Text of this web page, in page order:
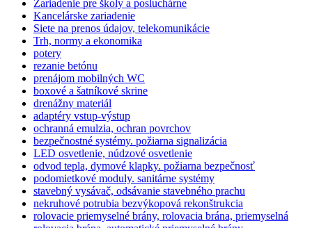
Zariadenie pre školy a posluchárne
Kancelárske zariadenie
Siete na prenos údajov, telekomunikácie
Trh, normy a ekonomika
potery
rezanie betónu
prenájom mobilných WC
boxové a šatníkové skrine
drenážny materiál
adaptéry vstup-výstup
ochranná emulzia, ochran povrchov
bezpečnostné systémy. požiarna signalizácia
LED osvetlenie, núdzové osvetlenie
odvod tepla, dymové klapky. požiarna bezpečnosť
podomietkové moduly. sanitárne systémy
stavebný vysávač, odsávanie stavebného prachu
nekruhové potrubia bezvýkopová rekonštrukcia
rolovacie priemyselné brány, rolovacia brána, priemyselná